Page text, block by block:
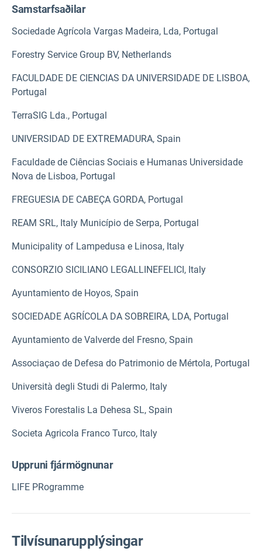
Samstarfsaðilar
Sociedade Agrícola Vargas Madeira, Lda, Portugal
Forestry Service Group BV, Netherlands
FACULDADE DE CIENCIAS DA UNIVERSIDADE DE LISBOA,
Portugal
TerraSIG Lda., Portugal
UNIVERSIDAD DE EXTREMADURA, Spain
Faculdade de Ciências Sociais e Humanas Universidade
Nova de Lisboa, Portugal
FREGUESIA DE CABEÇA GORDA, Portugal
REAM SRL, Italy Município de Serpa, Portugal
Municipality of Lampedusa e Linosa, Italy
CONSORZIO SICILIANO LEGALLINEFELICI, Italy
Ayuntamiento de Hoyos, Spain
SOCIEDADE AGRÍCOLA DA SOBREIRA, LDA, Portugal
Ayuntamiento de Valverde del Fresno, Spain
Associaçao de Defesa do Patrimonio de Mértola, Portugal
Università degli Studi di Palermo, Italy
Viveros Forestalis La Dehesa SL, Spain
Societa Agricola Franco Turco, Italy
Uppruni fjármögnunar
LIFE PRogramme
Tilvísunarupplýsingar